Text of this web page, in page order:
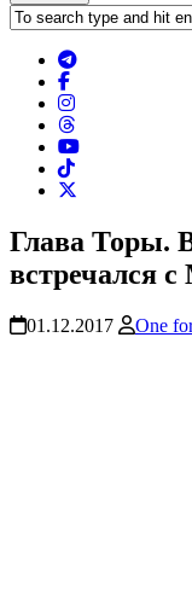
Глава Торы.
встречался
01.12.2017 One